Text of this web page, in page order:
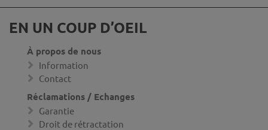
EN UN COUP D’OEIL
À propos de nous
Information
Contact
Réclamations / Echanges
Garantie
Droit de rétractation